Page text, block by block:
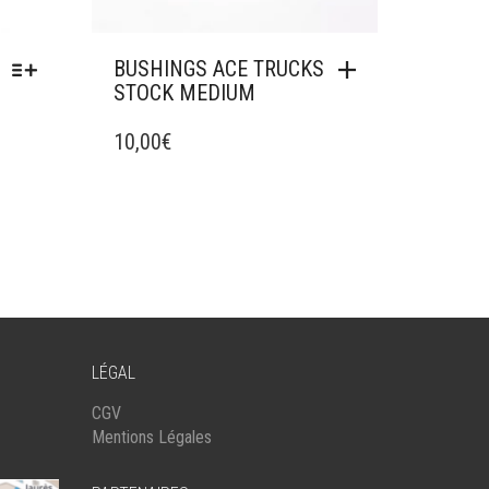
BUSHINGS ACE TRUCKS
STOCK MEDIUM
10,00€
LÉGAL
CGV
Mentions Légales